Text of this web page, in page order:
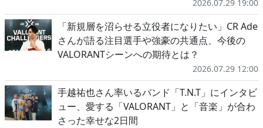
2026.07.29 19:00
「新規層を沼らせる立役者になりたい」CR Ade
さんが語る注目選手や強豪の共通点、今後の
VALORANTシーンへの期待とは？
2026.07.29 12:00
手越祐也さん率いるバンド「T.N.T」にインタビ
ュー、愛する「VALORANT」と「音楽」が合わ
さった幸せな2日間